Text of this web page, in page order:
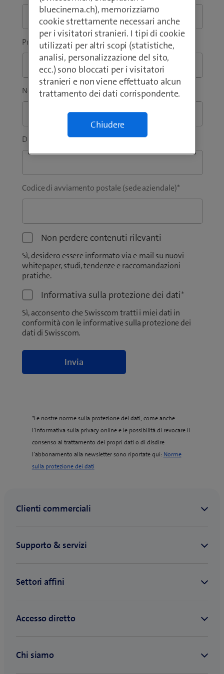
Prefisso* Telefono*
Nome* Cognome*
Ditta / Istituzione*
Codice di avviamento postale (sede aziendale)*
Non perdere contenuti rilevanti
Sì, desidero essere informato via e-mail su nuovi
whitepaper, studi, tendenze e raccomandazioni
pratiche.
Informativa sulla protezione dei dati*
Sì, acconsento che Swisscom tratti i miei dati in
conformità con le informative sulla protezione dei
dati di Swisscom.
*Le nostre norme sulla protezione dei dati, come anche
l’informativa sulla privacy online e le possibilità di revocare il
consenso al trattamento dei propri dati o di disdire
l’abbonamento alla newsletter sono riportate qui: Norme
sulla protezione dei dati(
bluecinema.ch), memorizziamo
cookie strettamente necessari anche
per i visitatori stranieri. I tipi di cookie
utilizzati per altri scopi (statistiche,
analisi, personalizzazione del sito,
ecc.) sono bloccati per i visitatori
stranieri e non viene effettuato alcun
trattamento dei dati corrispondente.
Chiudere